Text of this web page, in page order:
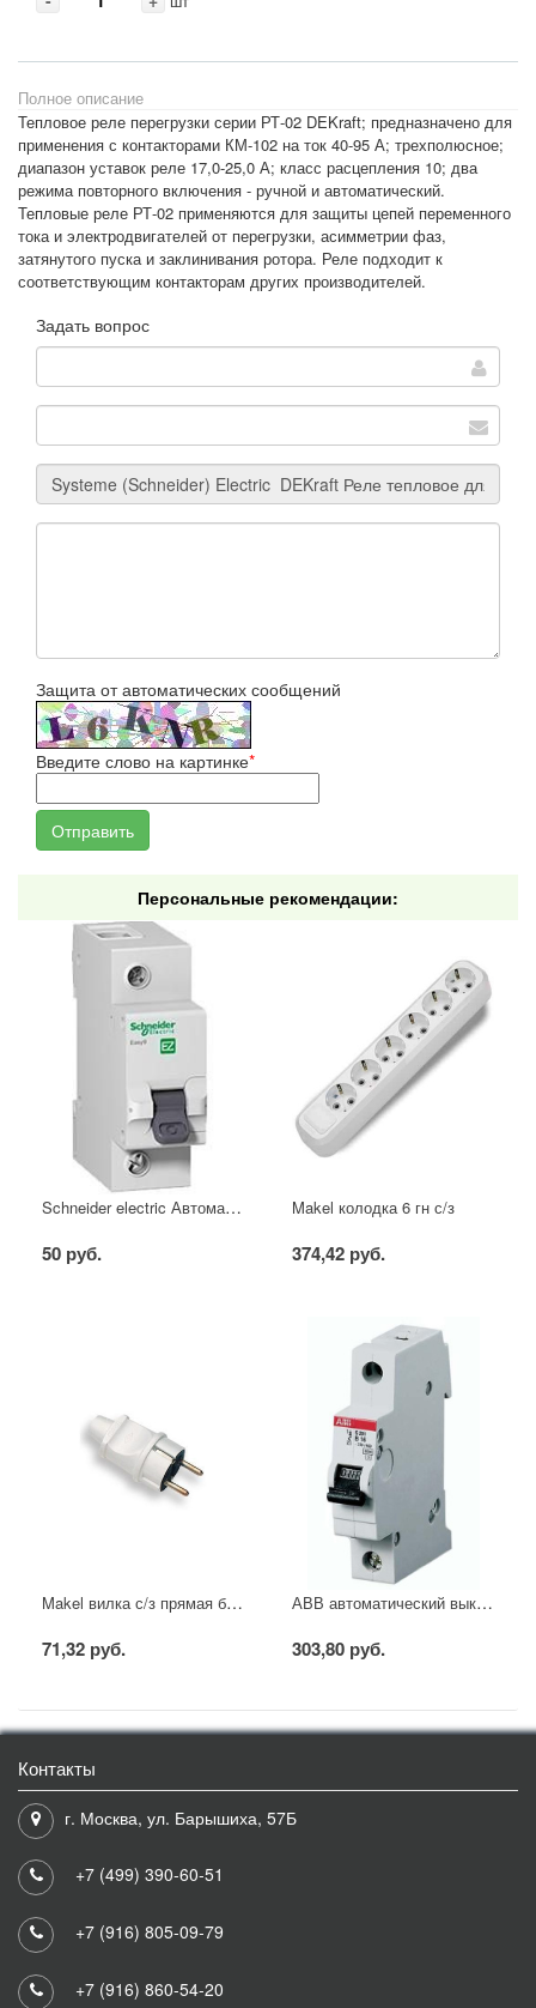
Полное описание
Тепловое реле перегрузки серии РТ-02 DEKraft; предназначено для
применения с контакторами КМ-102 на ток 40-95 А; трехполюсное;
диапазон уставок реле 17,0-25,0 А; класс расцепления 10; два
режима повторного включения - ручной и автоматический.
Тепловые реле РТ-02 применяются для защиты цепей переменного
тока и электродвигателей от перегрузки, асимметрии фаз,
затянутого пуска и заклинивания ротора. Реле подходит к
соответствующим контакторам других производителей.
Задать вопрос
Защита от автоматических сообщений
Введите слово на картинке*
Персональные рекомендации:
Schneider electric Автоматический выключатель 1/40А
50 руб.
Makel колодка 6 гн с/з
374,42 руб.
Makel вилка с/з прямая белая
71,32 руб.
АВВ автоматический выключатель SH201 - C16
303,80 руб.
Контакты
г. Москва, ул. Барышиха, 57Б
+7 (499) 390-60-51
+7 (916) 805-09-79
+7 (916) 860-54-20